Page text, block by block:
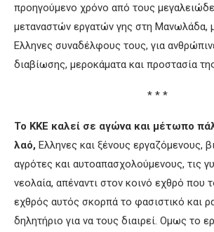
προηγούμενο χρόνο από τους
μεταναστών εργατών γης στη Μανωλάδα,
Ελληνες συναδέλφους τους, για
διαβίωσης, μεροκάματα και προστασία
* * *
Το ΚΚΕ καλεί σε αγώνα και μέτωπο
λαό, Ελληνες και ξένους εργαζόμενους,
αγρότες και αυτοαπασχολούμενους, τις
νεολαία, απέναντι στον κοινό εχθρό που
εχθρός αυτός σκορπά το φασιστικό και
δηλητήριο για να τους διαιρεί. Ομως το